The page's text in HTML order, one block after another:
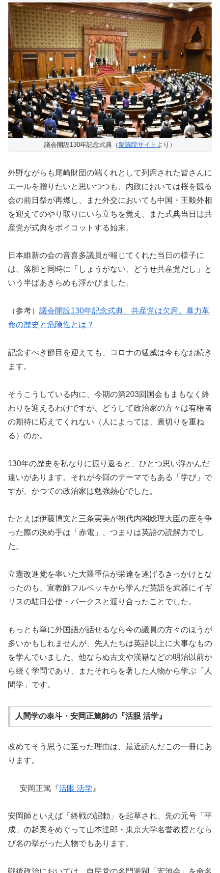
議会開設130年記念式典（衆議院サイト より）
外野ながらも尾崎財団の端くれとして列席された皆さんに
エールを贈りたいと思いつつも、内政においては桜を観る
会の前日祭が再燃し、また外交においても中国・王毅外相
を迎えてのやり取りにいら立ちを覚え、また式典当日は共
産党が式典をボイコットする始末。
日本維新の会の音喜多議員が報じてくれた当日の様子に
は、落胆と同時に「しょうがない、どうせ共産党だし」と
いう半ばあきらめも浮かびました。
（参考） 議会開設130年記念式典、共産党は欠席。暴力革
命の歴史と危険性とは？
記念すべき節目を迎えても、コロナの猛威は今もなお続き
ます。
そうこうしている内に、今期の第203回国会もまもなく終
わりを迎えるわけですが、どうして政治家の方々は有権者
の期待に応えてくれない（人によっては、裏切りを重ね
る）のか。
130年の歴史を私なりに振り返ると、ひとつ思い浮かんだ
違いがあります。それが今回のテーマでもある「学び」で
すが、かつての政治家は勉強熱心でした。
たとえば伊藤博文と三条実美が初代内閣総理大臣の座を争
った際の決め手は「赤電」、つまりは英語の読解力でし
た。
立憲改進党を率いた大隈重信が栄達を遂げるきっかけとな
ったのも、宣教師フルベッキから学んだ英語を武器にイギ
リスの駐日公使・パークスと渡り合ったことでした。
もっとも単に外国語が話せるなら今の議員の方々のほうが
多いかもしれませんが、先人たちは英語以上に大事なもの
を学んでいました。他ならぬ古文や漢籍などの明治以前か
ら続く学問であり、またそれらを著した人物から学ぶ「人
間学」です。
人間学の泰斗・安岡正篤師の『活眼 活学』
改めてそう思うに至った理由は、最近読んだこの一冊にあ
ります。
安岡正篤『活眼 活学 』
安岡師といえば「終戦の詔勅」を起草され、先の元号「平
成」の起案をめぐって山本達郎・東京大学名誉教授となら
び名の挙がった人物でもあります。